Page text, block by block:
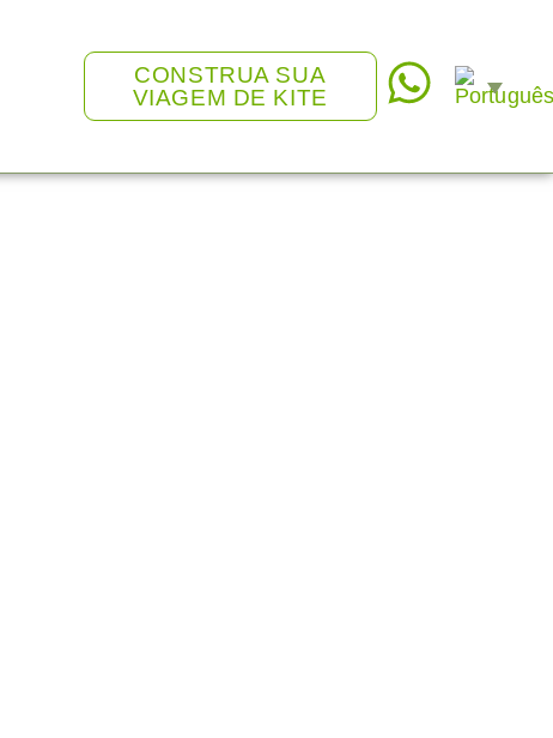
CONSTRUA SUA
VIAGEM DE KITE